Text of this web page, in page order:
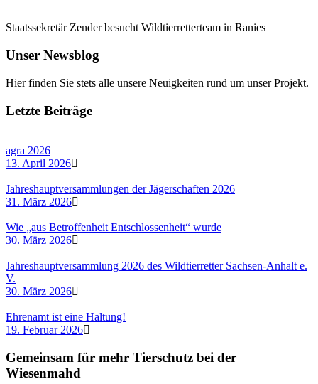
Staatssekretär Zender besucht Wildtierretterteam in Ranies
Unser Newsblog
Hier finden Sie stets alle unsere Neuigkeiten rund um unser Projekt.
Letzte Beiträge
agra 2026
13. April 2026
Jahreshauptversammlungen der Jägerschaften 2026
31. März 2026
Wie „aus Betroffenheit Entschlossenheit“ wurde
30. März 2026
Jahreshauptversammlung 2026 des Wildtierretter Sachsen-Anhalt e.
V.
30. März 2026
Ehrenamt ist eine Haltung!
19. Februar 2026
Gemeinsam für mehr Tierschutz bei der
Wiesenmahd